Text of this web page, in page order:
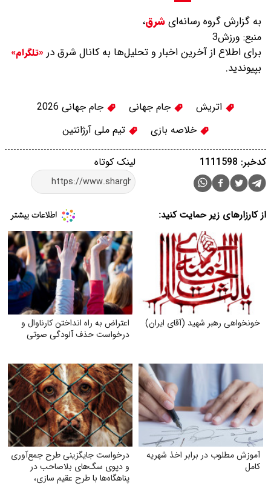
به گزارش گروه رسانه‌ایشرق،
منبع: ورزش3
برای اطلاع از آخرین اخبار و تحلیل‌ها به کانال شرق در «تلگرام»
بپیوندید.
اتریش جام جهانی
جام جهانی 2026
خلاصه بازی
تیم ملی آرژانتین
لینک کوتاه کدخبر: 1111598
از کارزارهای زیر حمایت کنید:
خونخواهی رهبر شهید (آقای ایران)
اعتراض به راه انداختن کارناوال و
درخواست حذف آلودگی صوتی
آموزش مطلوب در برابر اخذ شهریه
کامل
درخواست جایگزینی طرح جمع‌آوری
و دپوی سگ‌های بلاصاحب در
پناهگاه‌ها با طرح عقیم سازی،